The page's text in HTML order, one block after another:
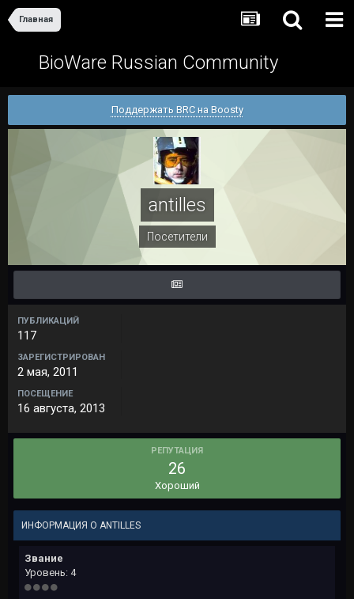
Главная
BioWare Russian Community
Поддержать BRC на Boosty
antilles
Посетители
ПУБЛИКАЦИЙ
117
ЗАРЕГИСТРИРОВАН
2 мая, 2011
ПОСЕЩЕНИЕ
16 августа, 2013
РЕПУТАЦИЯ
26
Хороший
ИНФОРМАЦИЯ О ANTILLES
Звание
Уровень: 4